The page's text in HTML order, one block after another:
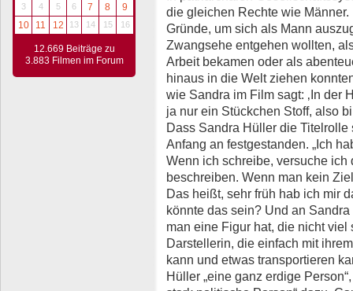
3
4 5 6 7 8
9
10
11 12 13 14 15 16
12.669 Beiträge zu
3.883 Filmen im Forum
die gleichen Rechte wie
Gründe, um sich als Mann
Zwangsehe entgehen wollten,
Arbeit bekamen oder als
hinaus in die Welt ziehen
wie Sandra im Film sagt: ‚In der
ja nur ein Stückchen Stoff, also
Dass Sandra Hüller die
Anfang an festgestanden. „Ich
Wenn ich schreibe, versuche
beschreiben. Wenn man kein
Das heißt, sehr früh hab ich mir
könnte das sein? Und an
man eine Figur hat, die nicht viel
Darstellerin, die einfach mit
kann und etwas transportieren
Hüller „eine ganz erdige